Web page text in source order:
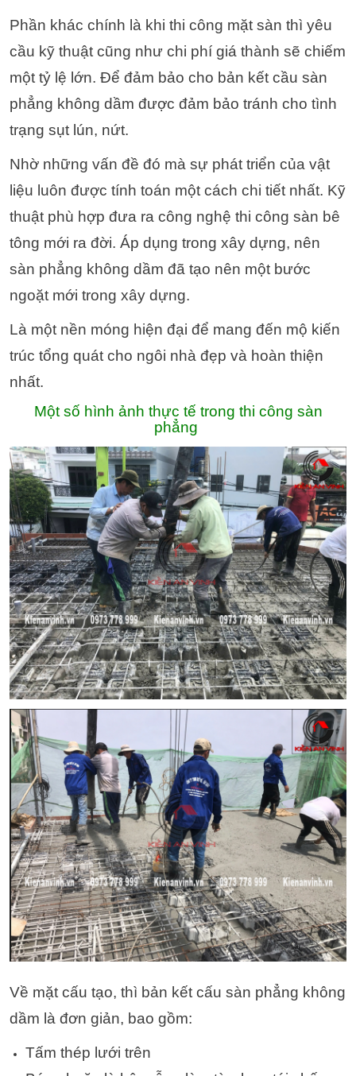
Phần khác chính là khi thi công mặt sàn thì yêu
cầu kỹ thuật cũng như chi phí giá thành sẽ chiếm
một tỷ lệ lớn. Để đảm bảo cho bản kết cầu sàn
phẳng không dầm được đảm bảo tránh cho tình
trạng sụt lún, nứt.
Nhờ những vấn đề đó mà sự phát triển của vật
liệu luôn được tính toán một cách chi tiết nhất. Kỹ
thuật phù hợp đưa ra công nghệ thi công sàn bê
tông mới ra đời. Áp dụng trong xây dựng, nên
sàn phẳng không dầm đã tạo nên một bước
ngoặt mới trong xây dựng.
Là một nền móng hiện đại để mang đến mộ kiến
trúc tổng quát cho ngôi nhà đẹp và hoàn thiện
nhất.
Một số hình ảnh thực tế trong thi công sàn
phẳng
Về mặt cấu tạo, thì bản kết cấu sàn phẳng không
dầm là đơn giản, bao gồm:
Tấm thép lưới trên